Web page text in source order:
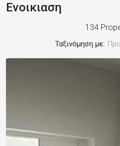
Ενοικιαση
134
Ταξινόμηση με: